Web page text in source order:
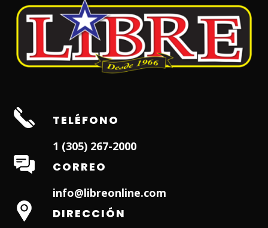
TELÉFONO
1 (305) 267-2000
CORREO
info@libreonline.com
DIRECCIÓN